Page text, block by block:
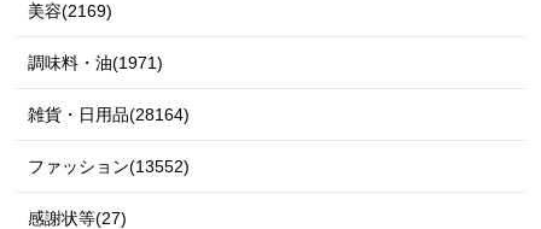
美容(2169)
調味料・油(1971)
雑貨・日用品(28164)
ファッション(13552)
感謝状等(27)